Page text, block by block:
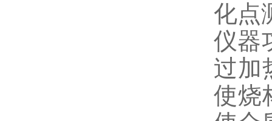
化点
仪器
过加
使烧